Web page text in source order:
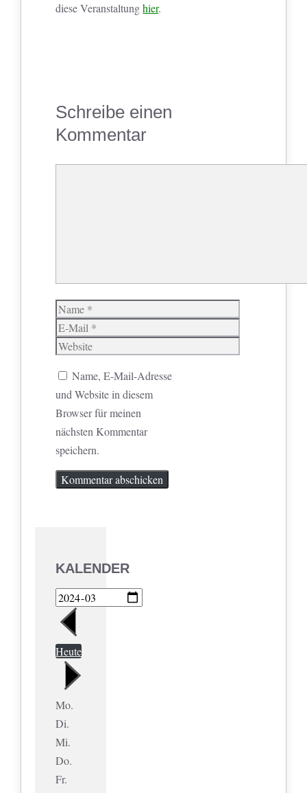
diese Veranstaltunghier.
Schreibe einen
Kommentar
Name
E-
Mail
Website
Name, E-Mail-Adresse
und Website in diesem
Browser für meinen
nächsten Kommentar
speichern.
KALENDER
Heute
Mo.
Di.
Mi.
Do.
Fr.